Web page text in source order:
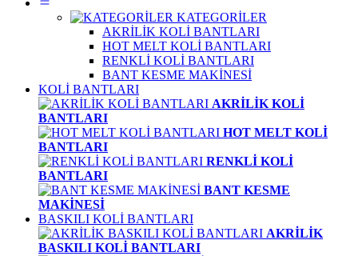
KATEGORİLER
AKRİLİK KOLİ BANTLARI
HOT MELT KOLİ BANTLARI
RENKLİ KOLİ BANTLARI
BANT KESME MAKİNESİ
KOLİ BANTLARI
AKRİLİK KOLİ
BANTLARI
HOT MELT KOLİ
BANTLARI
RENKLİ KOLİ
BANTLARI
BANT KESME
MAKİNESİ
BASKILI KOLİ BANTLARI
AKRİLİK
BASKILI KOLİ BANTLARI